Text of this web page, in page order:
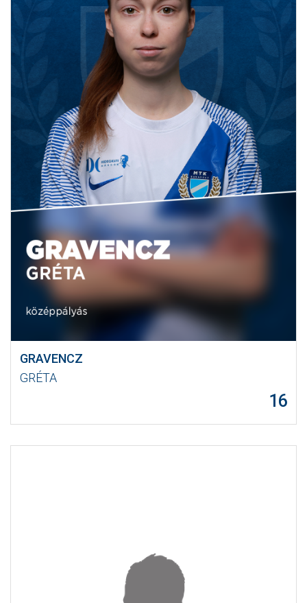
GRAVENCZ
GRÉTA
16